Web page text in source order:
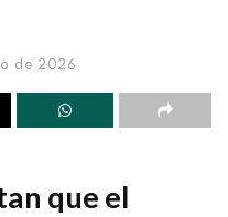
de 2026
que el